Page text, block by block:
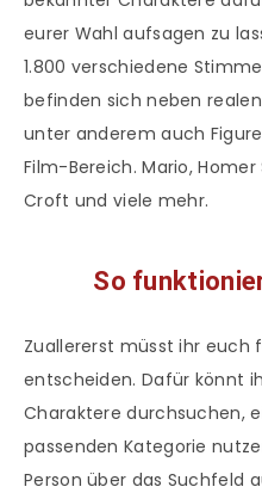
eurer Wahl aufsagen zu
1.800 verschiedene
befinden sich neben
unter anderem auch
Film-Bereich. Mario,
Croft und viele mehr.
So
Zuallererst müsst ihr euch
entscheiden. Dafür könnt
Charaktere durchsuchen,
passenden Kategorie
Person über das Suchfeld